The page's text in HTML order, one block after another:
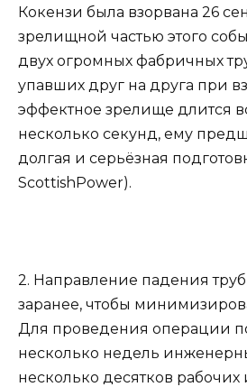
Кокензи была взорвана 26
зрелищной частью этого
двух огромных фабричных
упавших друг на друга при
эффектное зрелище длится
несколько секунд, ему
долгая и серьёзная
ScottishPower).
2. Направление падения
заранее, чтобы
Для проведения операции
несколько недель
несколько десятков рабочих